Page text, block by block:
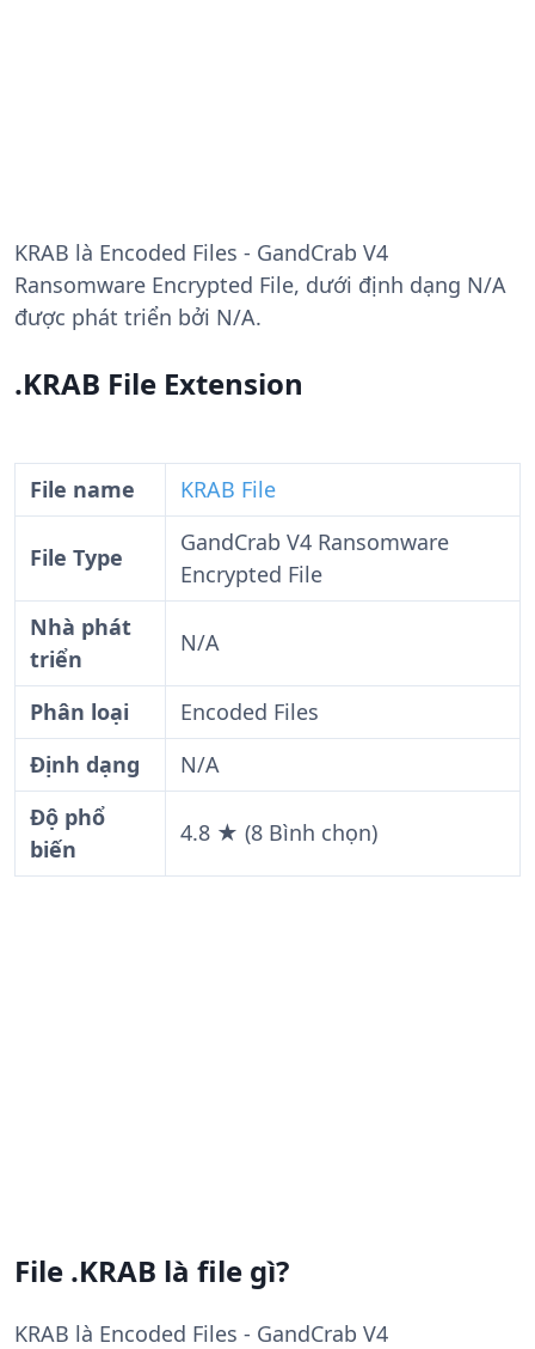
KRAB là Encoded Files - GandCrab V4
Ransomware Encrypted File, dưới định dạng N/A
được phát triển bởi N/A.
.KRAB File Extension
File name KRAB File
File Type
GandCrab V4 Ransomware
Encrypted File
Nhà phát
triển
N/A
Phân loại
Encoded Files
Định dạng
N/A
Độ phổ
biến
4.8 ★ (8 Bình chọn)
File .KRAB là file gì?
KRAB là Encoded Files - GandCrab V4